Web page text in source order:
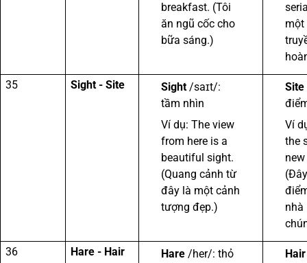
breakfast. (Tôi
ăn ngũ cốc cho
bữa sáng.)
một
35 Sight - Site Sight/saɪt/:
tầm nhìn
Ví dụ: The view
from here is a
beautiful sight.
(Quang cảnh từ
đây là một cảnh
tượng đẹp.)
Site
Ví
the
nhà
36 Hare - Hair Hare/her/: thỏ
Hair